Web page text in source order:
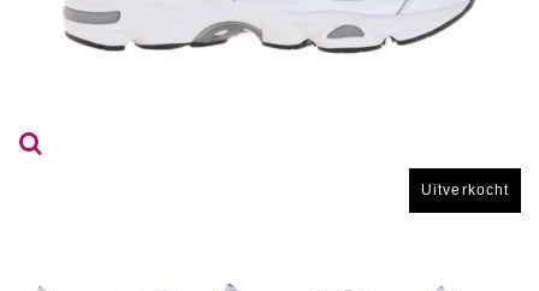
Uitverkocht